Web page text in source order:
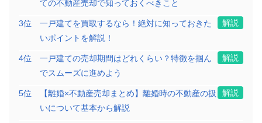
ての不動産売却で知っておくべきこと
3位
一戸建てを買取するなら！絶対に知っておきた
いポイントを解説！
解説
4位
一戸建ての売却期間はどれくらい？特徴を掴ん
でスムーズに進めよう
解説
5位
【離婚×不動産売却まとめ】離婚時の不動産の扱
いについて基本から解説
解説